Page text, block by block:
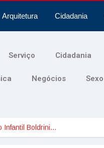
Arquitetura Cidadania
Serviço Cidadania
Negócios Sexo
Infantil Boldrini…